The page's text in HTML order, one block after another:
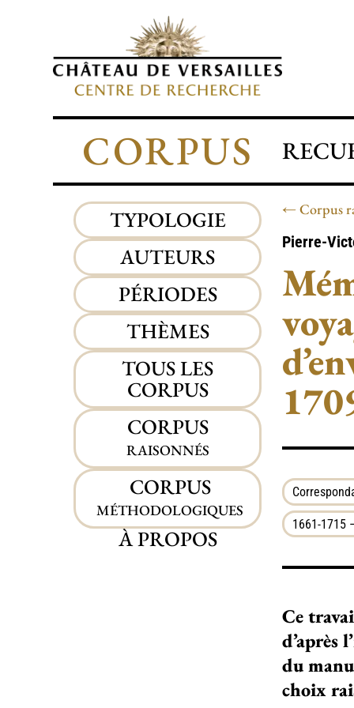
CORPUS
TYPOLOGIE
AUTEURS
PÉRIODES
THÈMES
TOUS LES
CORPUS
CORPUS
RAISONNÉS
CORPUS
MÉTHODOLOGIQUES
À PROPOS
Corpus
Pierre-
1661-1715
Ce
d’après
du
choix